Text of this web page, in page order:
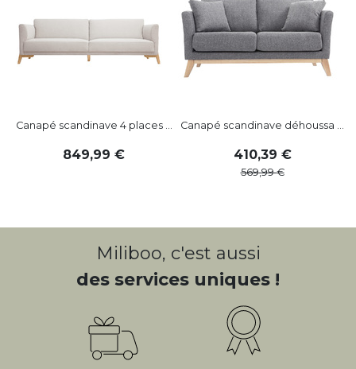
Canapé scandinave 4 places ...
849,99
Canapé scandinave déhoussa ...
410,39
569,99
Miliboo, c'est aussi
des services uniques !